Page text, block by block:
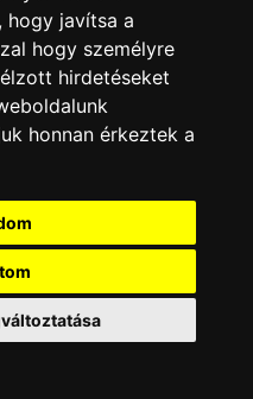
- 2026
jogát
semmiféle
a weboldalon
tartalmáért, illetve a
képekért!
hogy javítsa a
hogy személyre
hirdetéseket
honnan érkeztek a